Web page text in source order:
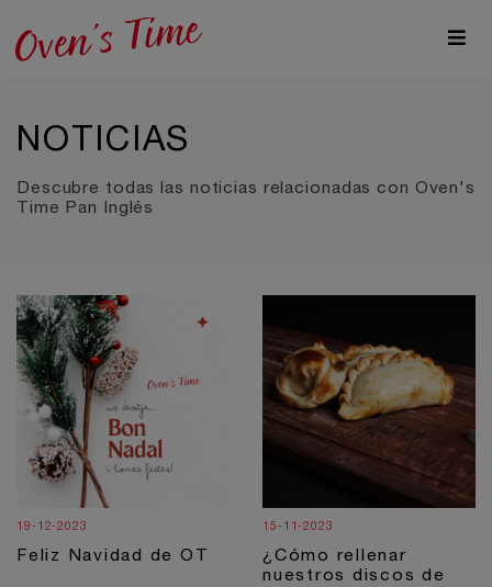
NOTICIAS
Descubre todas las noticias relacionadas con Oven's
Time Pan Inglés
19-12-2023
Feliz Navidad de OT
15-11-2023
¿Cómo rellenar
nuestros discos de